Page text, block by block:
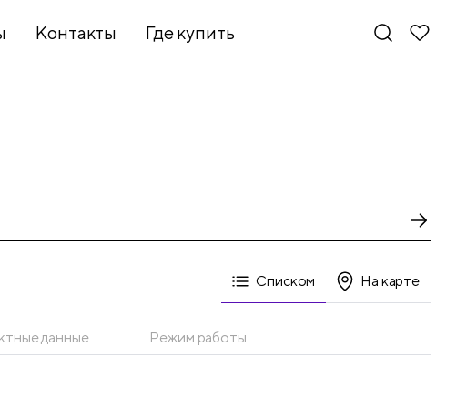
Контакты Где купить
Списком На карте
данные Режим работы